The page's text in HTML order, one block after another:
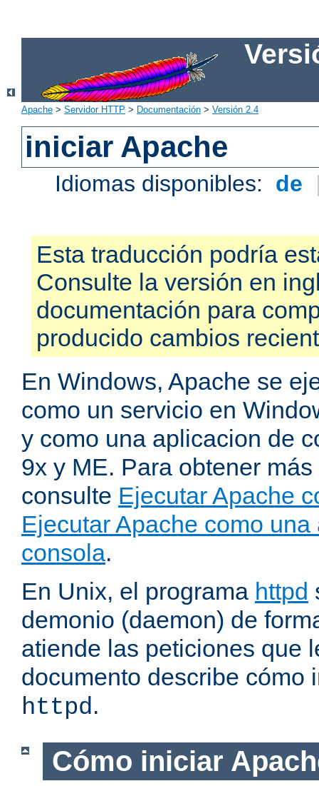
Apache > Servidor HTTP > Documentación > Versión 2.4
iniciar Apache
Idiomas disponibles: de
Esta traducción podría
Consulte la versión en
documentación para
producido cambios
En Windows, Apache se
como un servicio en
y como una aplicacion de
9x y ME. Para obtener
consulte Ejecutar Apache
Ejecutar Apache como
consola.
En Unix, el programa httpd
demonio (daemon) de
atiende las peticiones que
documento describe cómo
httpd.
Cómo iniciar